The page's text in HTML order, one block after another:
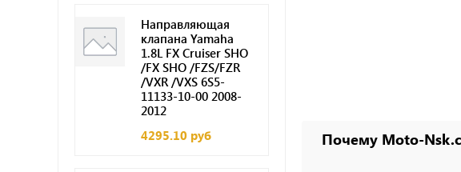
Направляющая
клапана Yamaha
1.8L FX Cruiser SHO
/FX SHO /FZS/FZR
/VXR /VXS 6S5-
11133-10-00 2008-
2012
4295.10 руб
Почему Moto-